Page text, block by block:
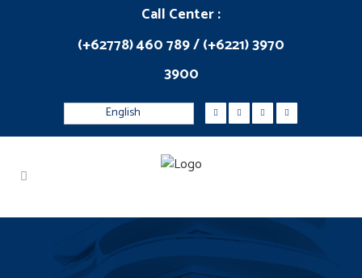
Call Center :
(+62778) 460 789 / (+6221) 3970
3900
English